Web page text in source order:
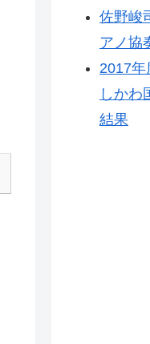
佐野峻
アノ協
2017
しかわ
結果